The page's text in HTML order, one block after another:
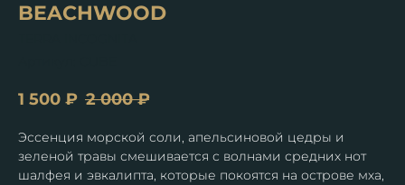
BEACHWOOD
1 500 ₽ 2 000 ₽
Эссенция морской соли, апельсиновой цедры и
зеленой травы смешивается с волнами средних нот
шалфея и эвкалипта, которые покоятся на острове мха,